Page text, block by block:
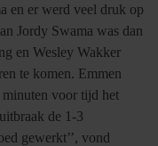
en er werd veel druk op
Jordy Swama was dan
en Wesley Wakker
te komen. Emmen
voor tijd het
de 1-3
gewerkt’’, vond